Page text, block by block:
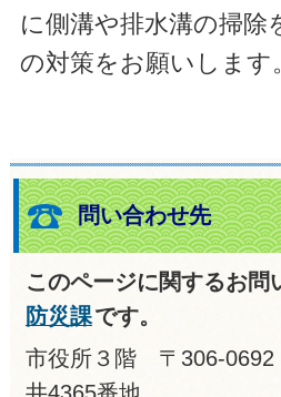
に側溝や排水溝の掃除
の対策をお願いします
問い合わせ先
このページに関するお問
防災課です。
市役所３階 〒306-